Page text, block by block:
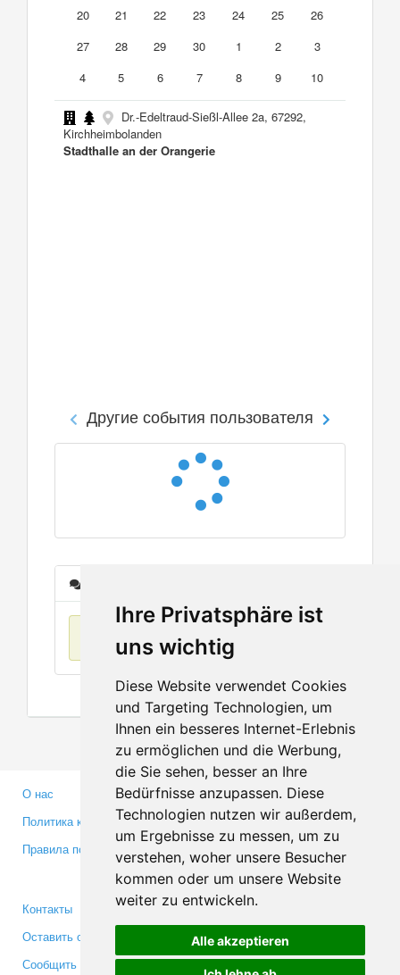
Ihre Privatsphäre ist
uns wichtig
Diese Website verwendet Cookies
und Targeting Technologien, um
Ihnen ein besseres Internet-Erlebnis
zu ermöglichen und die Werbung,
die Sie sehen, besser an Ihre
Bedürfnisse anzupassen. Diese
Technologien nutzen wir außerdem,
um Ergebnisse zu messen, um zu
verstehen, woher unsere Besucher
kommen oder um unsere Website
weiter zu entwickeln.
Alle akzeptieren
20
21 22 23 24 25
26
27
28 29 30 1 2
3
4
5 6 7 8 9 10
Dr.-Edeltraud-Sießl-Allee 2a, 67292,
Kirchheimbolanden
Stadthalle an der Orangerie
Другие события пользователя
Нет данных
О нас
Политика конфиденциальности
Правила пользования
Партнерам
Инвесторам
Медиа
Контакты
Оставить отзыв
Сообщить об ошибке
Facebook
Twitter
YouTube